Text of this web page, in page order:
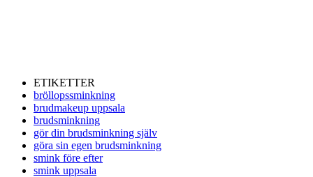
ETIKETTER
bröllopssminkning
brudmakeup uppsala
brudsminkning
gör din brudsminkning själv
göra sin egen brudsminkning
smink före efter
smink uppsala